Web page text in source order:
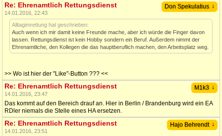
Don Spekulatius ↓
Re: Ehrenamtlich Rettungsdienst
14.01.2016, 22:43
Alltagimrettung hat geschrieben:
Auch wenn ich mir damit keine Freunde mache, aber ich würde die Finger davon
lassen. Rettungsdienst ist kein Hobby sondern ein Beruf. Außerdem nimmt der
Ehrenamtliche, den Kollegen die das hauptberuflich machen, den Arbeitsplatz weg.
>> Wo ist hier der "Like"-Button ??? <<
M1k3 ↓
Re: Ehrenamtlich Rettungsdienst
14.01.2016, 23:47
Das kommt auf den Bereich drauf an. Hier in Berlin / Brandenburg wird ein EA
RDler niemals die Stelle eines HA ersetzen.
Hajo Behrendt ↓
Re: Ehrenamtlich Rettungsdienst
14.01.2016, 23:51